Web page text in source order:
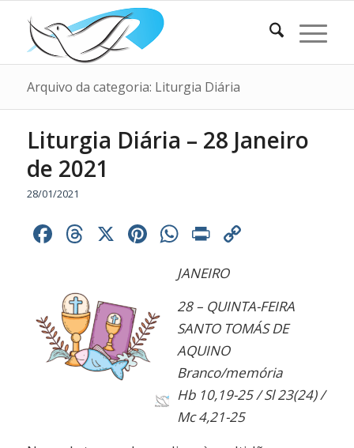
Arquivo da categoria: Liturgia Diária
Liturgia Diária – 28 Janeiro
de 2021
28/01/2021
Facebook
Threads
X Pinterest
WhatsApp
Print
JANEIRO
28 – QUINTA-FEIRA
SANTO TOMÁS DE
AQUINO
Branco/memória
Hb 10,19-25 / Sl 23(24) /
Mc 4,21-25